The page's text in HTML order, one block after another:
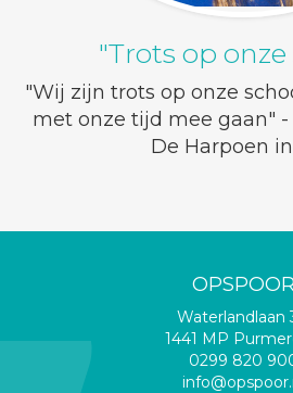
"Trots op
"Wij zijn trots op onze
met onze tijd mee gaan" -
De Harpoen
OPSPOOR
Waterlandlaan
1441 MP
0299 820